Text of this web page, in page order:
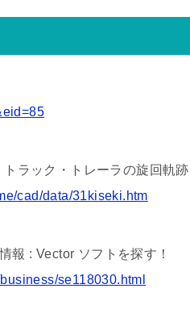
ラック・トレーラの旋回軌跡
cad/data/31kiseki.htm
報 : Vector ソフトを探す！
se118030.html